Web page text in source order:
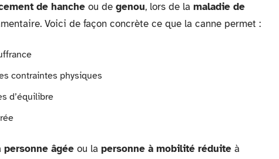
de hanche ou de genou, lors de la maladie de
Voici de façon concrète ce que la canne permet :
contraintes physiques
d’équilibre
personne âgée ou la personne à mobilité réduite à